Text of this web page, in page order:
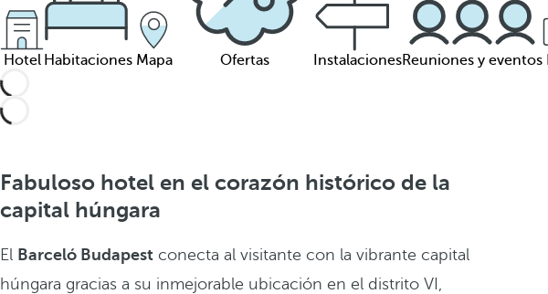
Hotel Habitaciones Mapa Ofertas InstalacionesReuniones y eventos
Fabuloso hotel en el corazón histórico de la
capital húngara
El Barceló Budapest conecta al visitante con la vibrante capital
húngara gracias a su inmejorable ubicación en el distrito VI,